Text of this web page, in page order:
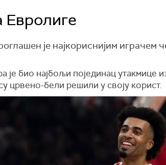
је најкориснијим играчем
је био најбољи појединац утакмице
црвено-бели решили у своју корист.